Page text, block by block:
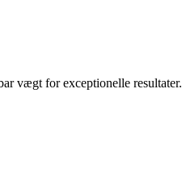
vægt for exceptionelle resultater.